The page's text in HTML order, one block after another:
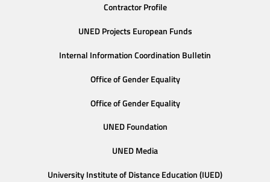
Contractor Profile
UNED Projects European Funds
Internal Information Coordination Bulletin
Office of Gender Equality
Office of Gender Equality
UNED Foundation
UNED Media
University Institute of Distance Education (IUED)